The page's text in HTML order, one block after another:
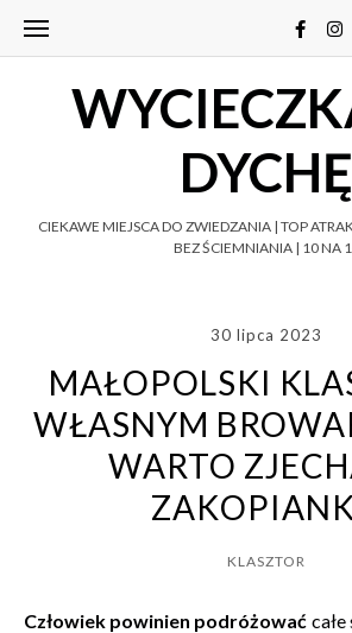
DYCHĘ
CIEKAWE MIEJSCA DO ZWIEDZANIA | TOP
BEZ ŚCIEMNIANIA | 10 NA
30 lipca 2023
MAŁOPOLSKI
WŁASNYM
WARTO
KLASZTOR
Człowiek powinien podróżować